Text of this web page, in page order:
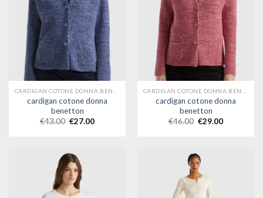
cardigan cotone donna
benetton
€43.00 €27.00
cardigan cotone donna
benetton
€46.00 €29.00